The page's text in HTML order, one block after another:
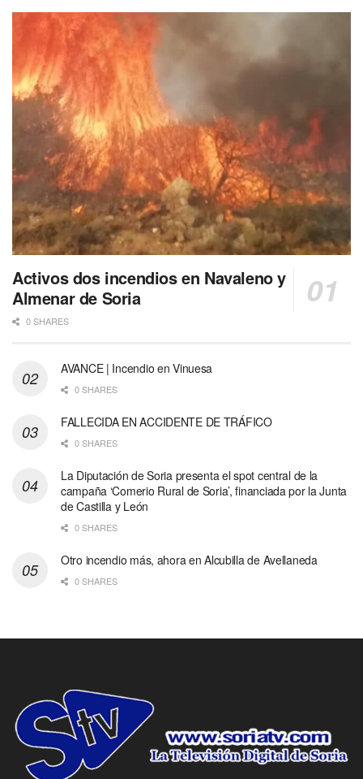
Activos dos incendios en Navaleno y
Almenar de Soria
0 SHARES
AVANCE | Incendio en Vinuesa
0 SHARES
FALLECIDA EN ACCIDENTE DE TRÁFICO
0 SHARES
La Diputación de Soria presenta el spot central de la
campaña ‘Comerio Rural de Soria’, financiada por la Junta
de Castilla y León
0 SHARES
Otro incendio más, ahora en Alcubilla de Avellaneda
0 SHARES